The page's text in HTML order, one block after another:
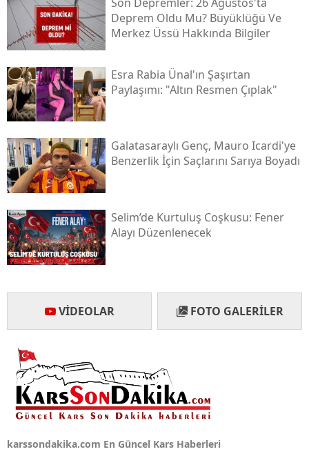
Karaman
Batman
Ardahan
Yalova
Düzce
Deprem Oldu Mu? Büyüklüğü Ve
Merkez Üssü Hakkında Bilgiler
Esra Rabia Ünal'ın Şaşırtan
Paylaşımı: "altın Resmen Çıplak"
Galatasaraylı Genç, Mauro Icardi'ye
Benzerlik İçin Saçlarını Sarıya Boyadı
Selim’de Kurtuluş Coşkusu: Fener
Alayı Düzenlenecek
VIDEOLAR FOTO GALERILER
karssondakika.com En Güncel Kars Haberleri